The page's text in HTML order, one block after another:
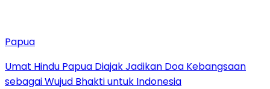
Papua
Umat Hindu Papua Diajak Jadikan Doa Kebangsaan
sebagai Wujud Bhakti untuk Indonesia